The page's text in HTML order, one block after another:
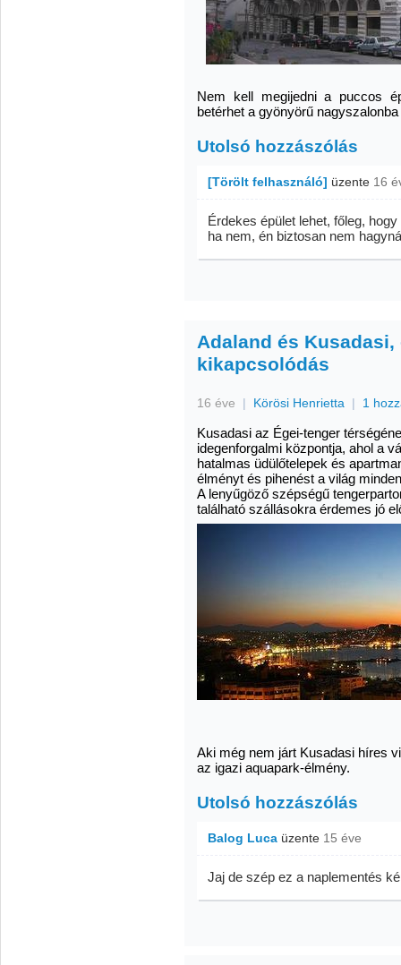
Nem kell megijedni a puccos
betérhet a gyönyörű
Utolsó hozzászólás
[Törölt felhasználó] üzente 16
Érdekes épület lehet, főleg,
ha nem, én biztosan nem
Adaland és
kikapcsolódás
16 éve | Körösi Henrietta | 1
Kusadasi az Égei-tenger
idegenforgalmi központja, ahol a
hatalmas üdülőtelepek és
élményt és pihenést a világ
A lenyűgöző szépségű
található szállásokra érdemes jó
Aki még nem járt Kusadasi híres
az igazi aquapark-élmény.
Utolsó hozzászólás
Balog Luca üzente 15 éve
Jaj de szép ez a naplementés